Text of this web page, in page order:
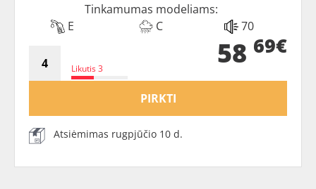
Tinkamumas modeliams:
E
C 70
Likutis 3 58 69€
PIRKTI
Atsiėmimas rugpjūčio 10 d.